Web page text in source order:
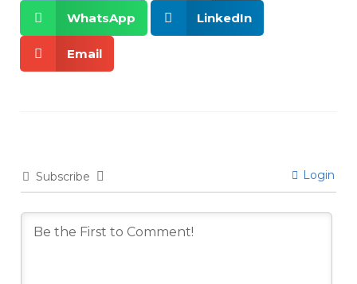
WhatsApp LinkedIn
Email
Subscribe Login